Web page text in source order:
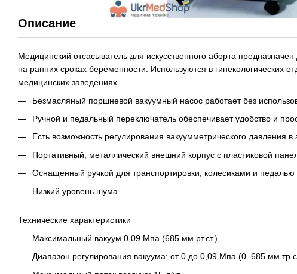
Описание
Медицинский отсасыватель для искусственного аборта
на ранних сроках беременности. Используются в гинекологических
медицинских заведениях.
Безмасляный поршневой вакуумный насос работает без
Ручной и педальный переключатель обеспечивает удобство и
Есть возможность регулирования вакуумметрического давления
Портативный, металлический внешний корпус с пластиковой
Оснащенный ручкой для транспортировки, колесиками и педалью
Низкий уровень шума.
Технические характеристики
Максимальный вакуум 0,09 Мпа (685 мм.рт.ст.)
Диапазон регулирования вакуума: от 0 до 0,09 Мпа (0–685